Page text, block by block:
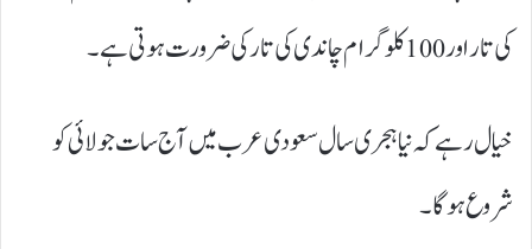
کی تار اور 100 کلوگرام چاندی کی تار کی ضرورت ہوتی ہے۔
خیال رہے کہ نیا ہجری سال سعودی عرب میں آج سات جولائی کو
شروع ہوگا۔